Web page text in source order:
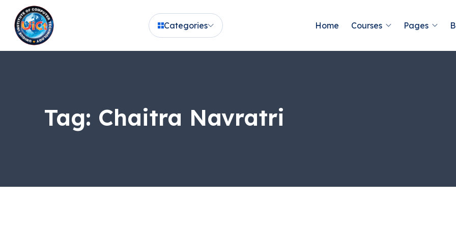
Categories Home Courses Pages
Tag: Chaitra Navratri